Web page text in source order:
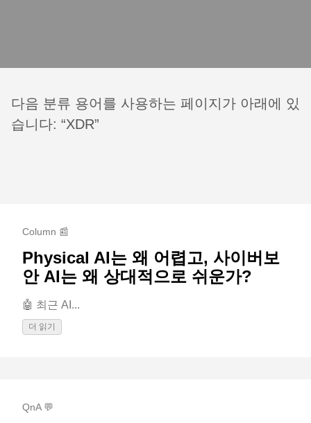
다음 분류 용어를 사용하는 페이지가 아래에 있
습니다: “XDR”
Column 📰
Physical AI는 왜 어렵고, 사이버보
안 AI는 왜 상대적으로 쉬운가?
🤖 최근 AI...
더 읽기
QnA 💬